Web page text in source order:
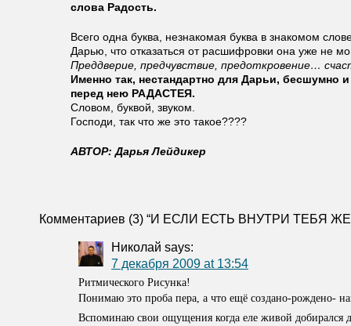
слова Радость.
Всего одна буква, незнакомая буква в знакомом
Дарью, что отказаться от расшифровки она уже не
Преддверие, предчувствие, предоткровение…
Именно так, нестандартно для Дарьи, бесшумно
перед нею РАДАСТЕЯ.
Словом, буквой, звуком.
Господи, так что же это такое????
АВТОР: Дарья Лейдикер
Комментариев (3) “И ЕСЛИ ЕСТЬ ВНУТРИ ТЕБЯ
Николай says:
7 декабря 2009 at 13:54
Ритмического Рисунка!
Понимаю это проба пера, а что ещё создано-рождено-
Вспоминаю свои ощущения когда еле живой